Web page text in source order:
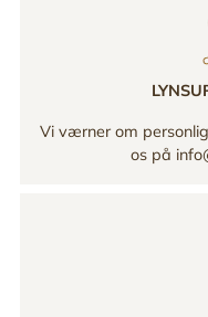
Vi værner om
os på